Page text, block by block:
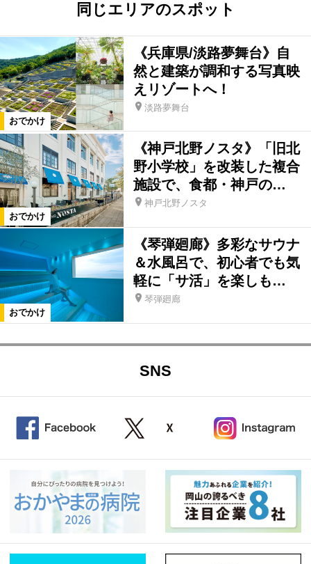
同じエリアのスポット
おでかけ
《兵庫県/淡路夢舞台》自
然と建築が調和する写真映
えリゾートへ！
淡路夢舞台
おでかけ
《神戸北野ノスタ》「旧北
野小学校」を改装した複合
施設で、食都・神戸の…
神戸北野ノスタ
おでかけ
《琴弾廻廊》多彩なサウナ
＆水風呂で、初心者でも気
軽に「サ活」を楽しも…
琴弾廻廊
SNS